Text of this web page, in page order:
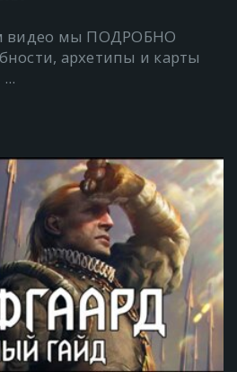
видео мы ПОДРОБНО
архетипы и карты